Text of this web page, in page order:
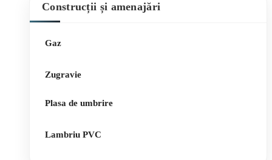
Construcții și amenajări
Gaz
Zugravie
Plasa de umbrire
Lambriu PVC